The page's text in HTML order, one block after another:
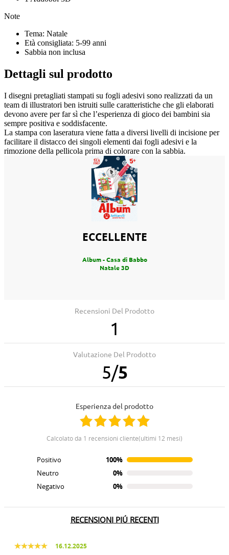
Note
Tema: Natale
Età consigliata: 5-99 anni
Sabbia non inclusa
Dettagli sul prodotto
I disegni pretagliati stampati su fogli adesivi sono realizzati da un
team di illustratori ben istruiti sulle caratteristiche che gli elaborati
devono avere per far sì che l’esperienza di gioco dei bambini sia
sempre positiva e soddisfacente.
La stampa con laseratura viene fatta a diversi livelli di incisione per
facilitare il distacco dei singoli elementi dai fogli adesivi e la
rimozione della pellicola prima di colorare con la sabbia.
ECCELLENTE
Album - Casa di Babbo
Natale 3D
Recensioni Del Prodotto
1
Valutazione Del Prodotto
5/5
Esperienza del prodotto
calcolato da 1 recensioni cliente(ultimi 12 mesi)
Positivo
100%
Neutro
0%
Negativo
0%
RECENSIONI PIÚ RECENTI
16.12.2025